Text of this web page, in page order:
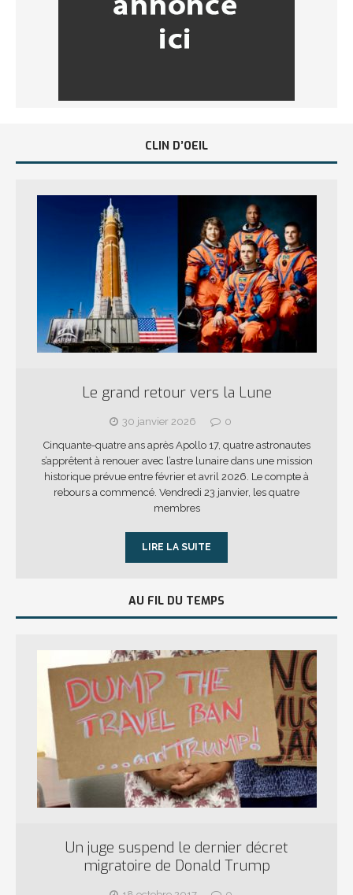
CLIN D’OEIL
Le grand retour vers la Lune
30 janvier 2026
0
Cinquante-quatre ans après Apollo 17, quatre astronautes
s’apprêtent à renouer avec l’astre lunaire dans une mission
historique prévue entre février et avril 2026. Le compte à
rebours a commencé. Vendredi 23 janvier, les quatre
membres
LIRE LA SUITE
AU FIL DU TEMPS
Un juge suspend le dernier décret
migratoire de Donald Trump